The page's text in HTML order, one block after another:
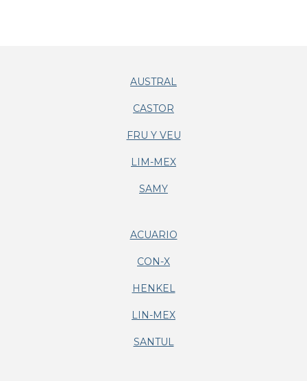
AUSTRAL
CASTOR
FRU Y VEU
LIM-MEX
SAMY
ACUARIO
CON-X
HENKEL
LIN-MEX
SANTUL